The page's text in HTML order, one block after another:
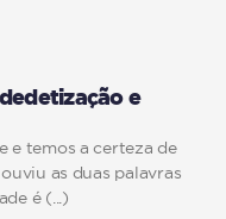
e
e temos a certeza de
as duas palavras
é